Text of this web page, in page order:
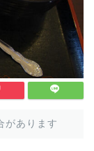
があります